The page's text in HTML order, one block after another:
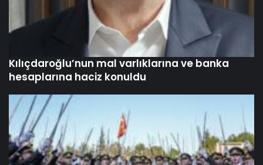
Kılıçdaroğlu’nun mal varlıklarına ve banka
hesaplarına haciz konuldu